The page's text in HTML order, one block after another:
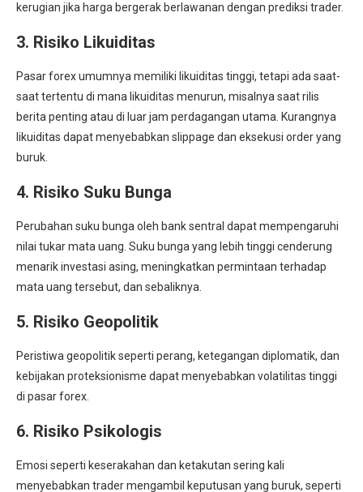
kerugian jika harga bergerak berlawanan dengan prediksi trader.
3. Risiko Likuiditas
Pasar forex umumnya memiliki likuiditas tinggi, tetapi ada saat-
saat tertentu di mana likuiditas menurun, misalnya saat rilis
berita penting atau di luar jam perdagangan utama. Kurangnya
likuiditas dapat menyebabkan slippage dan eksekusi order yang
buruk.
4. Risiko Suku Bunga
Perubahan suku bunga oleh bank sentral dapat mempengaruhi
nilai tukar mata uang. Suku bunga yang lebih tinggi cenderung
menarik investasi asing, meningkatkan permintaan terhadap
mata uang tersebut, dan sebaliknya.
5. Risiko Geopolitik
Peristiwa geopolitik seperti perang, ketegangan diplomatik, dan
kebijakan proteksionisme dapat menyebabkan volatilitas tinggi
di pasar forex.
6. Risiko Psikologis
Emosi seperti keserakahan dan ketakutan sering kali
menyebabkan trader mengambil keputusan yang buruk, seperti